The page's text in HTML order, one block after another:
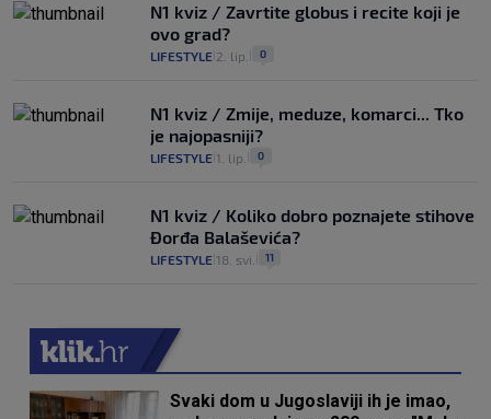
N1 kviz / Zavrtite globus i recite koji je
ovo grad?
LIFESTYLE 2. lip. 0
N1 kviz / Zmije, meduze, komarci... Tko
je najopasniji?
LIFESTYLE 1. lip. 0
N1 kviz / Koliko dobro poznajete stihove
Đorđa Balaševića?
LIFESTYLE 18. svi. 11
Svaki dom u Jugoslaviji ih je imao,